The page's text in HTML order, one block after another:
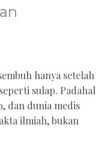
hanya setelah
sulap. Padahal
dan dunia medis
ilmiah, bukan